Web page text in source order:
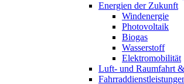
Energien der Zukunft
Windenergie
Photovoltaik
Biogas
Wasserstoff
Elektromobilität
Luft- und Raumfahrt